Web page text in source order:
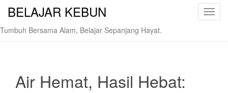
T
BELAJAR KEBUN
Tumbuh Bersama Alam, Belajar Sepanjang Hayat.
Air Hemat, Hasil Hebat: